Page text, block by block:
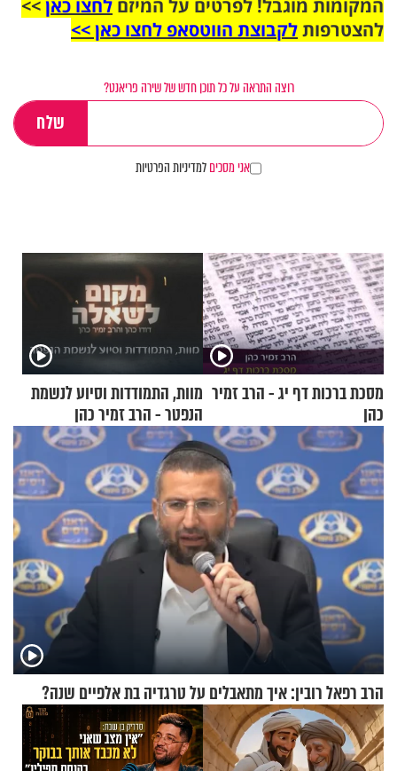
המקומות מוגבל! לפרטים על המיזם לחצו כאן>>
להצטרפותלקבוצת הווטסאפ לחצו כאן >>
רוצה התראה על כל תוכן חדש של שירה פריאנט?
אני מסכיםלמדיניות הפרטיות
מסכת ברכות דף יג - הרב זמיר
כהן
מוות, התמודדות וסיוע לנשמת
הנפטר - הרב זמיר כהן
הרב רפאל רובין: איך מתאבלים על טרגדיה בת אלפיים שנה?